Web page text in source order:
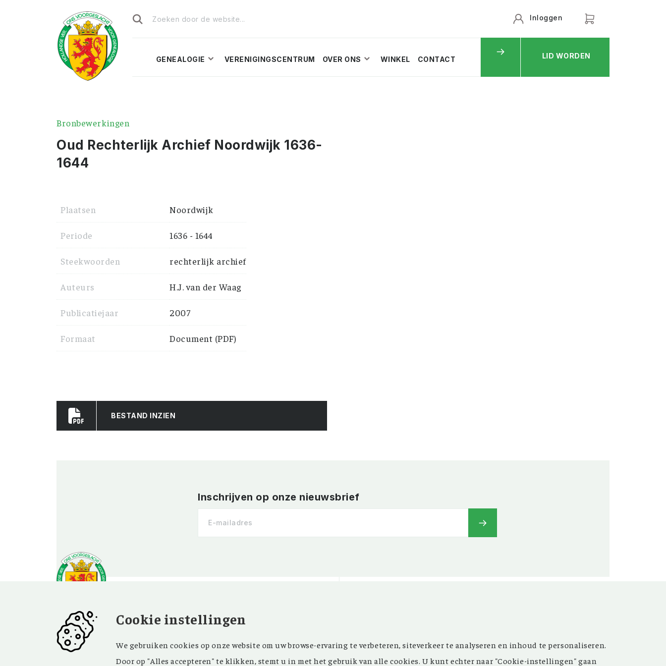
naar:
GENEALOGIE VERENIGINGSCENTRUM OVER ONS WINKEL CONTACT
Inloggen
LID WORDEN
Bronbewerkingen
Oud Rechterlijk Archief Noordwijk 1636-
1644
Plaatsen Noordwijk
Periode 1636 - 1644
Steekwoorden rechterlijk archief
Auteurs H.J. van der Waag
Publicatiejaar 2007
Formaat Document (PDF)
BESTAND INZIEN
Inschrijven op onze nieuwsbrief
OVER OV
CONTACT
Contact
FACEBOOK
oprichting in 1946 zijn de inspirerende artikelen
Cookie instellingen
We gebruiken cookies op onze website om uw browse-ervaring te verbeteren, siteverkeer te analyseren en inhoud te personaliseren.
Door op "Alles accepteren" te klikken, stemt u in met het gebruik van alle cookies. U kunt echter naar "Cookie-instellingen" gaan